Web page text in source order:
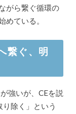
がら繋ぐ循環の
めている。
繋ぐ、明
強いが、CEを説
除く」という